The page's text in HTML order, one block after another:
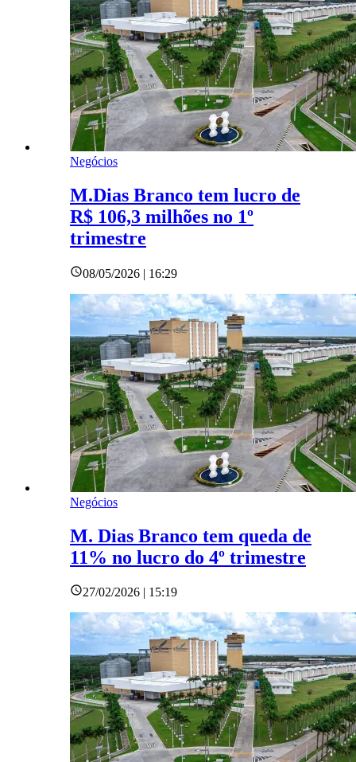
Negócios
M.Dias Branco tem lucro de
R$ 106,3 milhões no 1º
trimestre
08/05/2026 | 16:29
Negócios
M. Dias Branco tem queda de
11% no lucro do 4º trimestre
27/02/2026 | 15:19